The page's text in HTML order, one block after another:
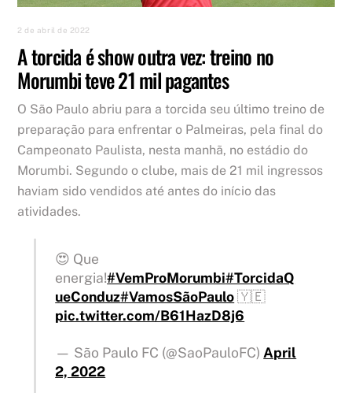
2 de abril de 2022
A torcida é show outra vez: treino no
Morumbi teve 21 mil pagantes
O São Paulo abriu para a torcida seu último treino de
preparação para enfrentar o Palmeiras, pela final do
Campeonato Paulista, nesta manhã, no estádio do
Morumbi. Segundo o clube, mais de 21 mil ingressos
haviam sido vendidos até antes do início das
atividades.
😍 Que
energia!#VemProMorumbi#TorcidaQ
ueConduz#VamosSãoPaulo🇾🇪
pic.twitter.com/B61HazD8j6
— São Paulo FC (@SaoPauloFC) April
2, 2022